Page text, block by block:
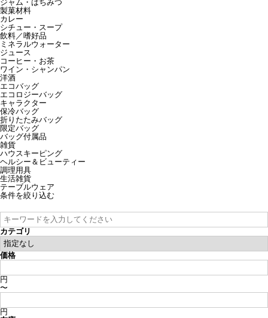
ジャム・はちみつ
製菓材料
カレー
シチュー・スープ
飲料／嗜好品
ミネラルウォーター
ジュース
コーヒー・お茶
ワイン・シャンパン
洋酒
エコバッグ
エコロジーバッグ
キャラクター
保冷バッグ
折りたたみバッグ
限定バッグ
バッグ付属品
雑貨
ハウスキーピング
ヘルシー＆ビューティー
調理用具
生活雑貨
テーブルウェア
条件を絞り込む
カテゴリ
価格
円
〜
円